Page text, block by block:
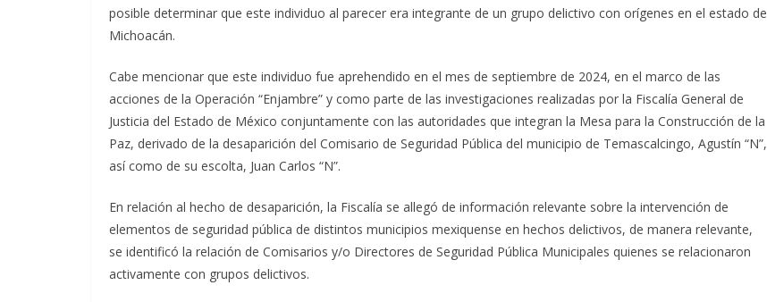
posible determinar que este individuo al parecer era integrante de un grupo delictivo con orígenes en el estado de
Michoacán.
Cabe mencionar que este individuo fue aprehendido en el mes de septiembre de 2024, en el marco de las
acciones de la Operación “Enjambre” y como parte de las investigaciones realizadas por la Fiscalía General de
Justicia del Estado de México conjuntamente con las autoridades que integran la Mesa para la Construcción de la
Paz, derivado de la desaparición del Comisario de Seguridad Pública del municipio de Temascalcingo, Agustín “N”,
así como de su escolta, Juan Carlos “N”.
En relación al hecho de desaparición, la Fiscalía se allegó de información relevante sobre la intervención de
elementos de seguridad pública de distintos municipios mexiquense en hechos delictivos, de manera relevante,
se identificó la relación de Comisarios y/o Directores de Seguridad Pública Municipales quienes se relacionaron
activamente con grupos delictivos.